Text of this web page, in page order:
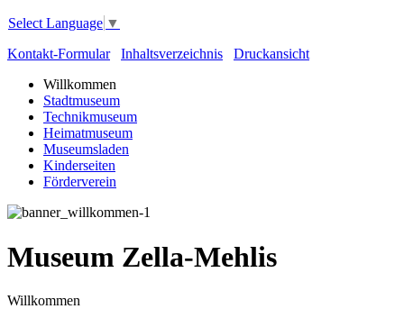
Select Language ▼
Kontakt-Formular
Inhaltsverzeichnis
Druckansicht
Willkommen
Stadtmuseum
Technikmuseum
Heimatmuseum
Museumsladen
Kinderseiten
Förderverein
Museum Zella-Mehlis
Willkommen